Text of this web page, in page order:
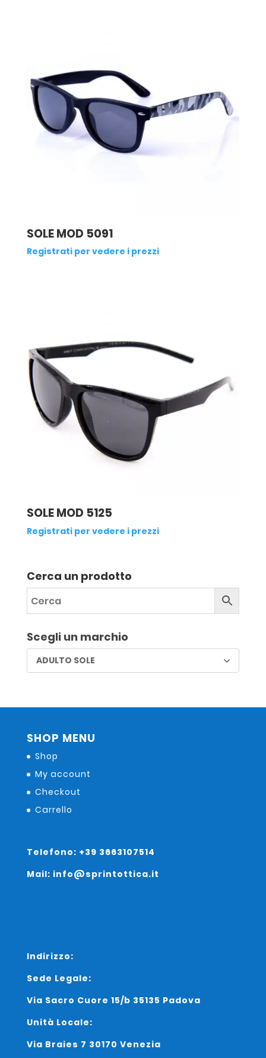
SOLE MOD 5091
Registrati per vedere i prezzi
SOLE MOD 5125
Registrati per vedere i prezzi
Cerca un prodotto
Scegli un marchio
ADULTO SOLE
SHOP MENU
Shop
My account
Checkout
Carrello
Telefono: +39 3663107514
Mail: info@sprintottica.it
Indirizzo:
Sede Legale:
Via Sacro Cuore 15/b 35135 Padova
Unità Locale:
Via Braies 7 30170 Venezia